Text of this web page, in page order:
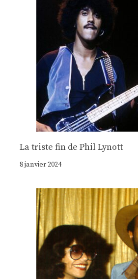
La triste fin de Phil Lynott
8 janvier 2024